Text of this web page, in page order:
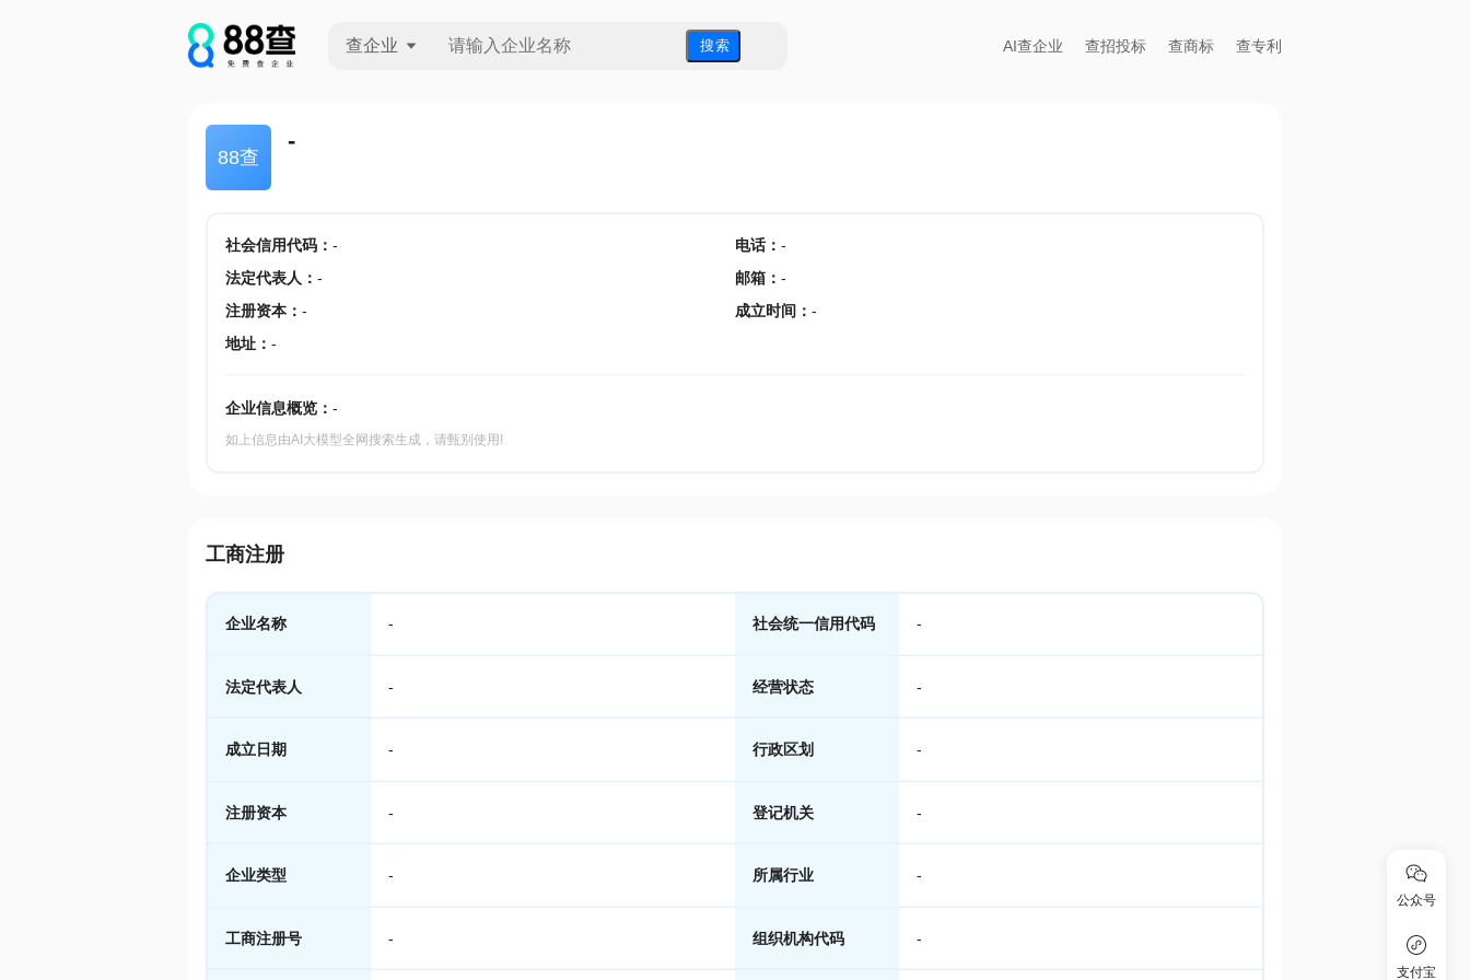
查企业 搜 索 AI查企业 查招投标 查商标 查专利
88查
-
社会信用代码： - 电话： -
法定代表人 ： - 邮箱 ： -
注册资本： - 成立时间 ： -
地址： -
企业信息概览： -
如上信息由AI大模型全网搜索生成，请甄别使用!
工商注册
企业名称 - 社会统一信用代码 -
法定代表人 - 经营状态 -
成立日期 - 行政区划 -
注册资本 - 登记机关 -
企业类型 - 所属行业 -
工商注册号 - 组织机构代码 -
公众号
支付宝